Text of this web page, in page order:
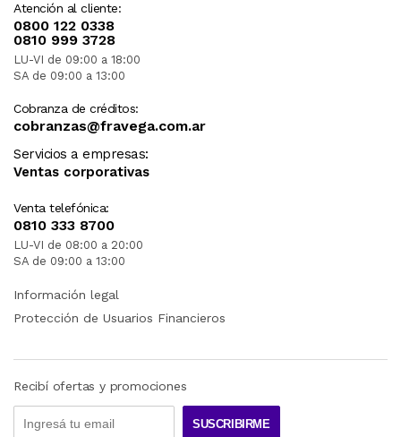
Atención al cliente:
0800 122 0338
0810 999 3728
LU-VI de 09:00 a 18:00
SA de 09:00 a 13:00
Cobranza de créditos:
cobranzas@fravega.com.ar
Servicios a empresas:
Ventas corporativas
Venta telefónica:
0810 333 8700
LU-VI de 08:00 a 20:00
SA de 09:00 a 13:00
Información legal
Protección de Usuarios Financieros
Recibí ofertas y promociones
SUSCRIBIRME